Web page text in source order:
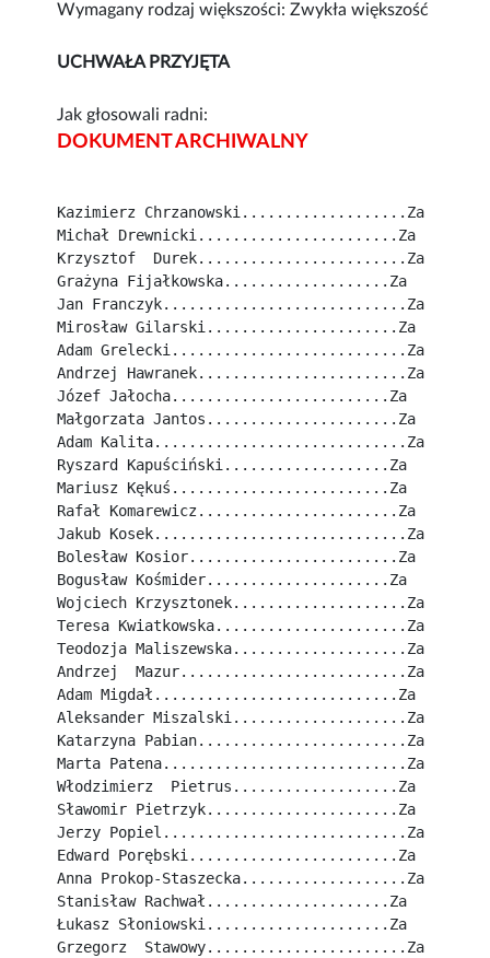
Wymagany rodzaj większości: Zwykła większość
UCHWAŁA PRZYJĘTA
Jak głosowali radni:
DOKUMENT ARCHIWALNY
Kazimierz Chrzanowski...................Za
Michał Drewnicki.......................Za
Krzysztof  Durek........................Za
Grażyna Fijałkowska...................Za
Jan Franczyk............................Za
Mirosław Gilarski......................Za
Adam Grelecki...........................Za
Andrzej Hawranek........................Za
Józef Jałocha.........................Za
Małgorzata Jantos......................Za
Adam Kalita.............................Za
Ryszard Kapuściński...................Za
Mariusz Kękuś.........................Za
Rafał Komarewicz.......................Za
Jakub Kosek.............................Za
Bolesław Kosior........................Za
Bogusław Kośmider.....................Za
Wojciech Krzysztonek....................Za
Teresa Kwiatkowska......................Za
Teodozja Maliszewska....................Za
Andrzej  Mazur..........................Za
Adam Migdał............................Za
Aleksander Miszalski....................Za
Katarzyna Pabian........................Za
Marta Patena............................Za
Włodzimierz  Pietrus...................Za
Sławomir Pietrzyk......................Za
Jerzy Popiel............................Za
Edward Porębski........................Za
Anna Prokop-Staszecka...................Za
Stanisław Rachwał.....................Za
Łukasz Słoniowski.....................Za
Grzegorz  Stawowy.......................Za